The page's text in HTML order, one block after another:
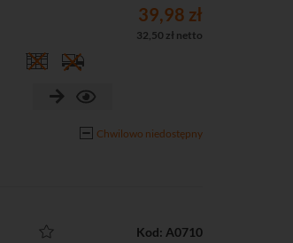
39,98 zł
32,50 zł netto
Chwilowo niedostępny
Kod: A0710